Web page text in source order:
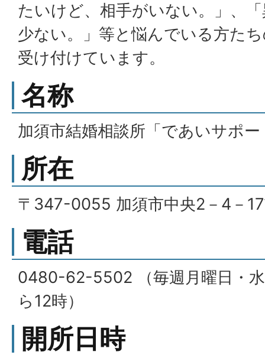
たいけど、相手がいない。」、
少ない。」等と悩んでいる方た
受け付けています。
名称
加須市結婚相談所「であいサポー
所在
〒347-0055 加須市中央2－4－
電話
0480-62-5502 （毎週月曜日・
ら12時）
開所日時